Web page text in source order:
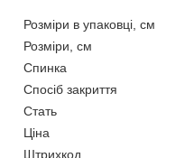
Розміри в упаковці, см
Розміри, см
Спинка
Спосіб закриття
Стать
Ціна
Штрихкод